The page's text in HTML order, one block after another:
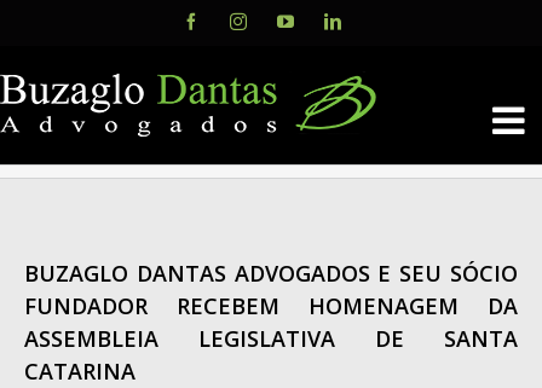
content
FacebookInstagramYouTubeLinkedIn
BUZAGLO DANTAS ADVOGADOS E SEU SÓCIO
FUNDADOR RECEBEM HOMENAGEM DA
ASSEMBLEIA LEGISLATIVA DE SANTA
CATARINA